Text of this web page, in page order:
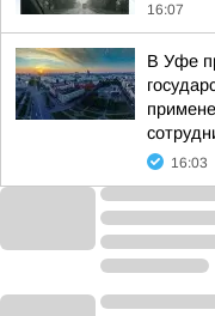
16:07
В Уфе
16:03